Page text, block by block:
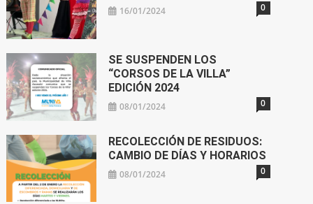
16/01/2024 0
SE SUSPENDEN LOS
“CORSOS DE LA VILLA”
EDICIÓN 2024
08/01/2024 0
RECOLECCIÓN DE RESIDUOS:
CAMBIO DE DÍAS Y HORARIOS
08/01/2024 0